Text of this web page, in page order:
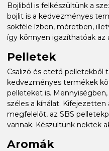
Bojliból is felkészültünk a
bojlit is a kedvezményes
sokféle ízben, méretben,
így könnyen igazíthatóak az
Pelletek
Csalizó és etető pelletekből
kedvezményes termékek
pelleteket is.
széles a kínálat.
megfelelőt, az SBS
vannak. Készültünk nektek
Aromák